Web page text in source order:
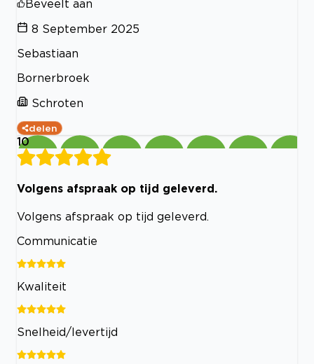
Beveelt aan
8 September 2025
Sebastiaan
Bornerbroek
Schroten
delen
10
Volgens afspraak op tijd geleverd.
Volgens afspraak op tijd geleverd.
Communicatie
Kwaliteit
Snelheid/levertijd